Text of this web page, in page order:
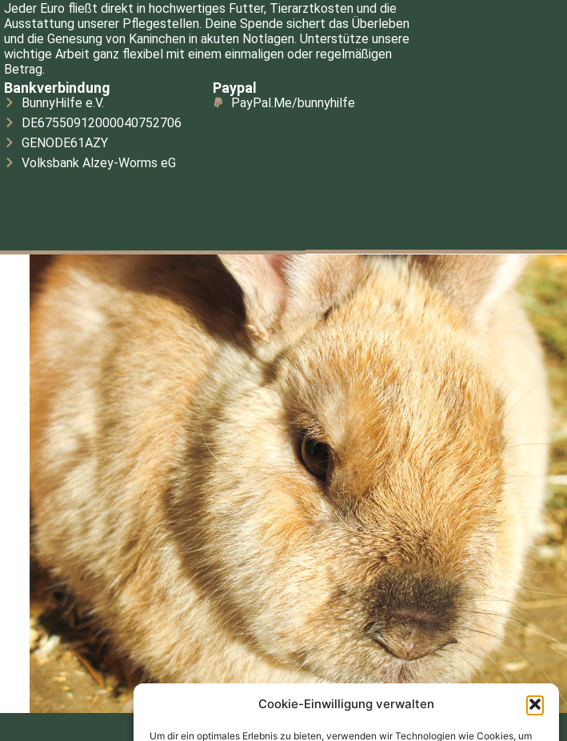
Cookie-Einwilligung verwalten
Um dir ein optimales Erlebnis zu bieten, verwenden wir Technologien wie Cookies, um
Jeder Euro fließt direkt in hochwertiges Futter, Tierarztkosten und die
Ausstattung unserer Pflegestellen. Deine Spende sichert das Überleben
und die Genesung von Kaninchen in akuten Notlagen. Unterstütze unsere
wichtige Arbeit ganz flexibel mit einem einmaligen oder regelmäßigen
Betrag.
Bankverbindung
BunnyHilfe e.V.
DE67550912000040752706
GENODE61AZY
Volksbank Alzey-Worms eG
Paypal
PayPal.Me/bunnyhilfe